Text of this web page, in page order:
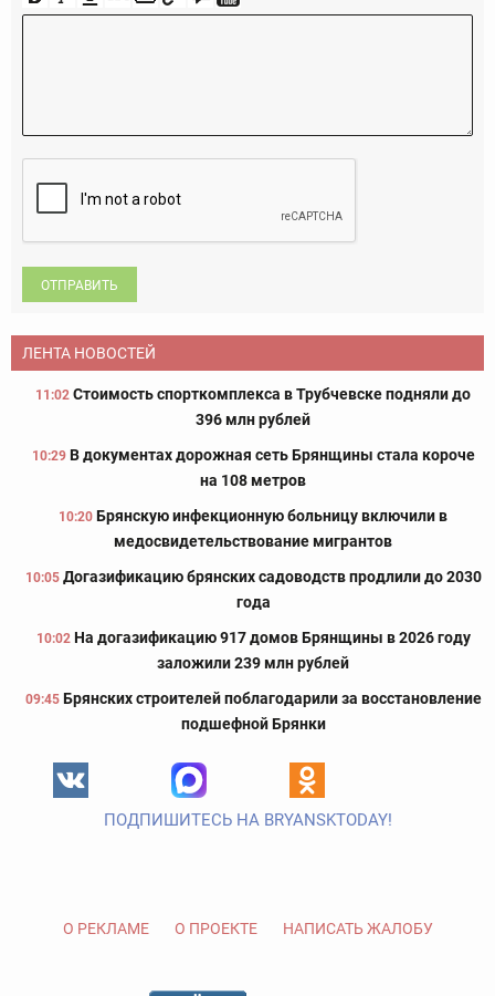
ОТПРАВИТЬ
ЛЕНТА НОВОСТЕЙ
11:02 Стоимость спорткомплекса в Трубчевске подняли до
396 млн рублей
10:29 В документах дорожная сеть Брянщины стала короче
на 108 метров
10:20 Брянскую инфекционную больницу включили в
медосвидетельствование мигрантов
10:05 Догазификацию брянских садоводств продлили до 2030
года
10:02 На догазификацию 917 домов Брянщины в 2026 году
заложили 239 млн рублей
09:45 Брянских строителей поблагодарили за восстановление
подшефной Брянки
ПОДПИШИТЕСЬ НА BRYANSKTODAY!
О РЕКЛАМЕ О ПРОЕКТЕ НАПИСАТЬ ЖАЛОБУ